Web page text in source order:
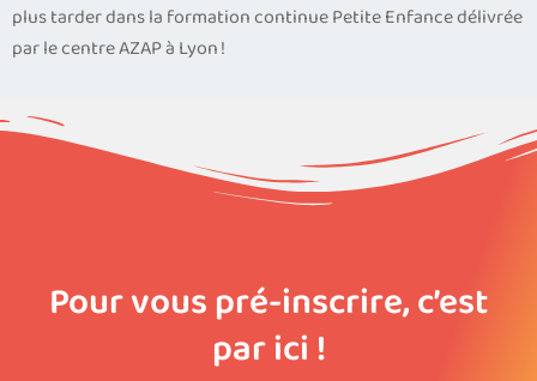
plus tarder dans la formation continue Petite Enfance délivrée
par le centre AZAP à Lyon !
Pour vous pré-inscrire, c’est
par ici !